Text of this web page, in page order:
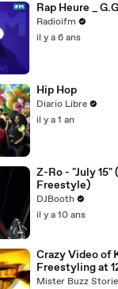
Radioifm
il y a 6 ans
Hip Hop
Diario Libre
il y a 1 an
Z-Ro - "July 15"
Freestyle)
DJBooth
il y a 10 ans
Crazy Video of
Freestyling at
Mister Buzz